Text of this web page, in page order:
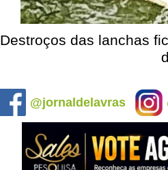
Destroços das lanchas
@jornaldelavras